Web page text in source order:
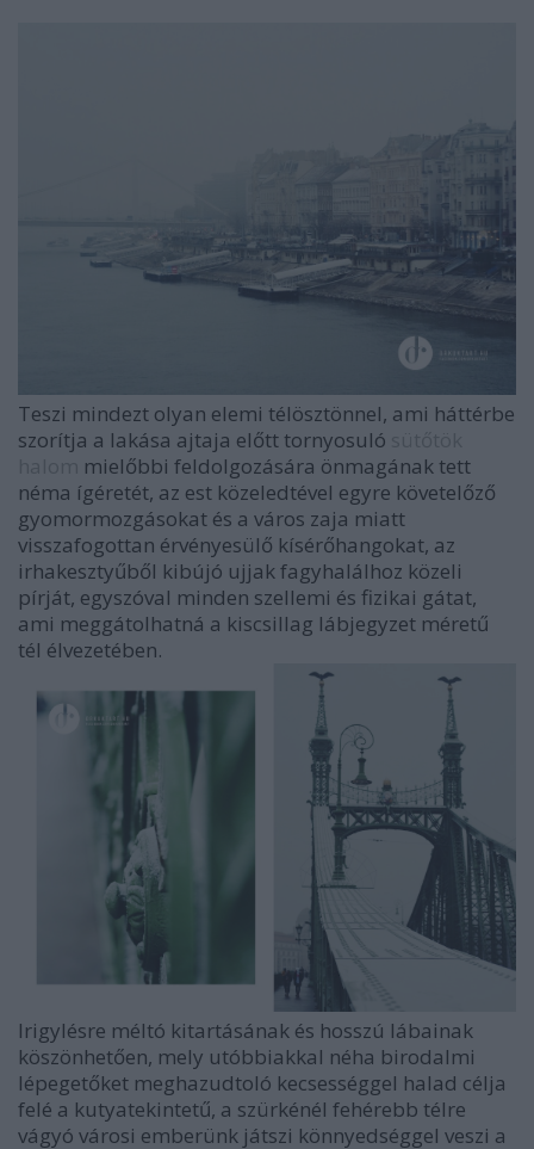
Teszi mindezt olyan elemi télösztönnel, ami háttérbe
szorítja a lakása ajtaja előtt tornyosuló
mielőbbi feldolgozására önmagának tett
néma ígéretét, az est közeledtével egyre követelőző
gyomormozgásokat és a város zaja miatt
visszafogottan érvényesülő kísérőhangokat, az
irhakesztyűből kibújó ujjak fagyhalálhoz közeli
pírját, egyszóval minden szellemi és fizikai gátat,
ami meggátolhatná a kiscsillag lábjegyzet méretű
tél élvezetében.
Irigylésre méltó kitartásának és hosszú lábainak
köszönhetően, mely utóbbiakkal néha birodalmi
lépegetőket meghazudtoló kecsességgel halad célja
felé a kutyatekintetű, a szürkénél fehérebb télre
vágyó városi emberünk játszi könnyedséggel veszi a